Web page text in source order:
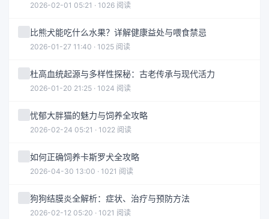
2026-02-01 05:21 · 1026 阅读
比熊犬能吃什么水果？详解健康益处与喂食禁忌
2026-01-27 11:40 · 1025 阅读
杜高血统起源与多样性探秘：古老传承与现代活力
2026-01-20 21:25 · 1024 阅读
忧郁大胖猫的魅力与饲养全攻略
2026-02-24 05:21 · 1022 阅读
如何正确饲养卡斯罗犬全攻略
2026-04-30 13:00 · 1021 阅读
狗狗结膜炎全解析：症状、治疗与预防方法
2026-02-12 05:20 · 1021 阅读